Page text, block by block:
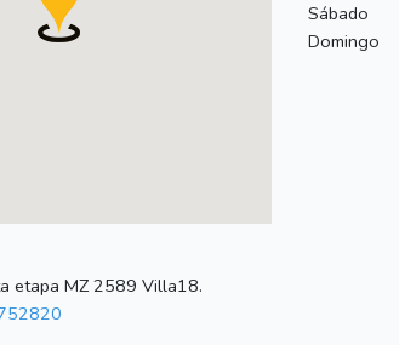
etapa MZ 2589 Villa18.
Sábado
Domingo